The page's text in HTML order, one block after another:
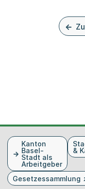
FusszeileKanton
Basel-
Stadt als
Arbeitgeber
&
Gesetzessammlung